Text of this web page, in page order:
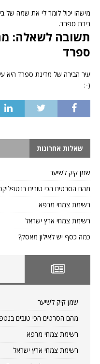
מישהו יכול לומר לי את שמה של
בירת ספרד.
תשובה לשאלה:
ספרד
עיר הבירה של מדינת ספרד היא
(-:
שאלות אחרונות
שמן קיק לשיער
מהם הסרטים הכי טובים
רשימת צמחי מרפא
רשימת צמחי ארץ ישראל
כמה כסף יש לאילון מאסק?
שמן קיק לשיער
מהם הסרטים הכי טובים
רשימת צמחי מרפא
רשימת צמחי ארץ ישראל